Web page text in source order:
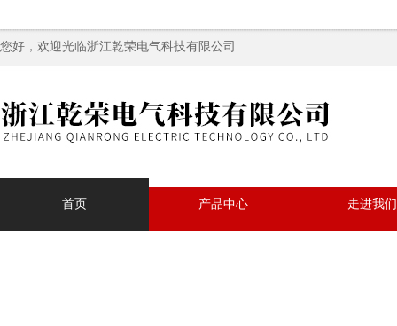
您好，欢迎光临浙江乾荣电气科技有限公司
首页 产品中心 走进我们